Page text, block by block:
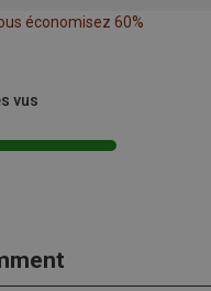
économisez 60%
vus